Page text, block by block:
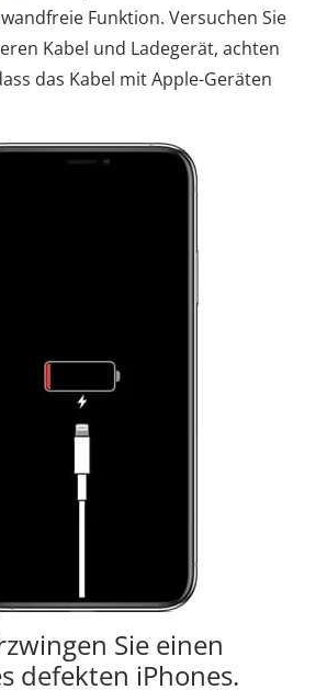
Funktion. Versuchen Sie
Kabel und Ladegerät, achten
das Kabel mit Apple-Geräten
Sie einen
defekten iPhones.